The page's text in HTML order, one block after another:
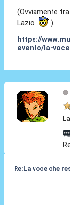
(Ovviamente
Lazio
).
https://
evento/la-
Re:La voce che